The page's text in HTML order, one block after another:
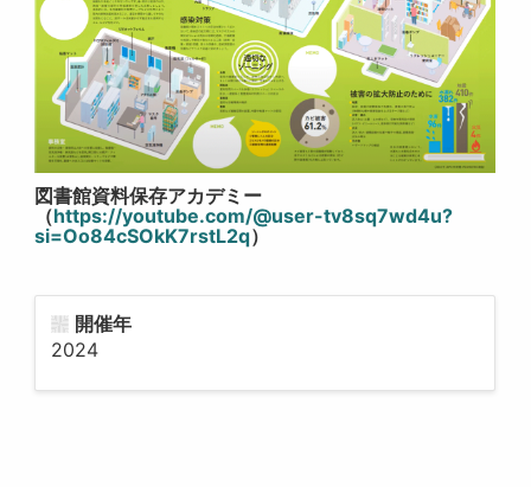
図書館資料保存アカデミー
（https://youtube.com/@user-tv8sq7wd4u?
si=Oo84cSOkK7rstL2q）
開催年
2024